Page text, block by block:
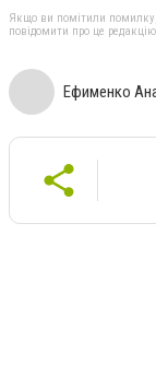
Якщо ви помітили помилку,
повідомити про це редакцію
Ефименко